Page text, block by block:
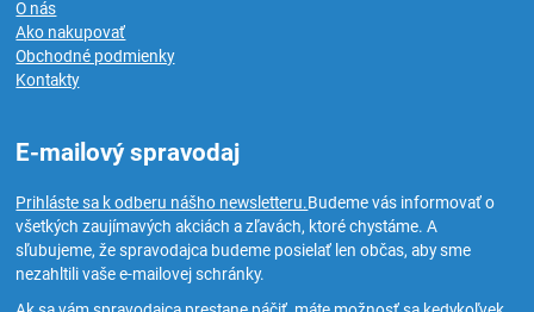
O nás
Ako nakupovať
Obchodné podmienky
Kontakty
E-mailový spravodaj
Prihláste sa k odberu nášho newsletteru.Budeme vás informovať o
všetkých zaujímavých akciách a zľavách, ktoré chystáme. A
sľubujeme, že spravodajca budeme posielať len občas, aby sme
nezahltili vaše e-mailovej schránky.